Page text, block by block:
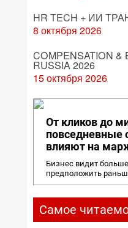
HR TECH + ИИ
8 октября 2026
COMPENSATION &
RUSSIA 2026
15 октября 2026
От кликов до
повседневные
влияют на
Бизнес видит
предположить
Самое